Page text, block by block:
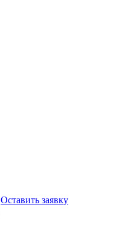
Оставить заявку